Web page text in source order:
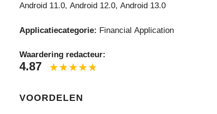
Android 11.0, Android 12.0, Android 13.0
Applicatiecategorie: Financial Application
Waardering redacteur:
4.87
VOORDELEN